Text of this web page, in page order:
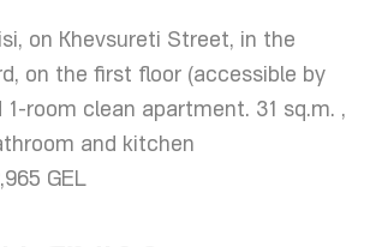
on Khevsureti Street, in the
on the first floor (accessible by
1-room clean apartment. 31 sq.m. ,
and kitchen
GEL